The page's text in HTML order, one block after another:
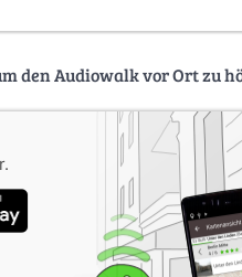
den Audiowalk vor Ort zu